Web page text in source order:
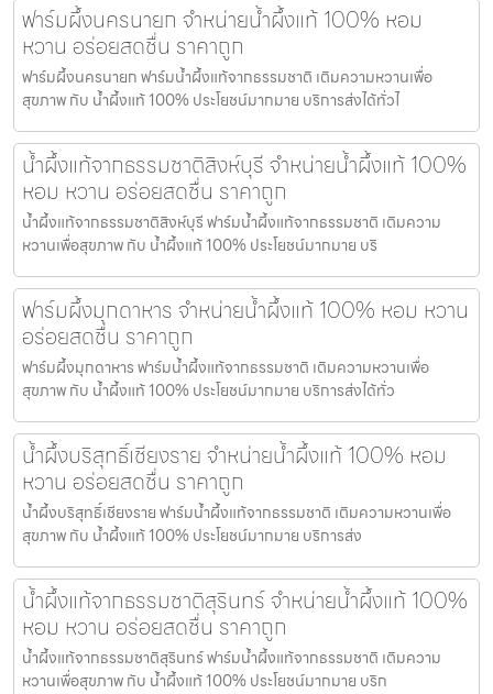
ฟาร์มผึ้งนครนายก จำหน่ายน้ำผึ้งแท้ 100% หอม
หวาน อร่อยสดชื่น ราคาถูก
ฟาร์มผึ้งนครนายก ฟาร์มน้ำผึ้งแท้จากธรรมชาติ เติมความหวานเพื่อ
สุขภาพ กับ น้ำผึ้งแท้ 100% ประโยชน์มากมาย บริการส่งได้ทั่วไ
น้ำผึ้งแท้จากธรรมชาติสิงห์บุรี จำหน่ายน้ำผึ้งแท้ 100%
หอม หวาน อร่อยสดชื่น ราคาถูก
น้ำผึ้งแท้จากธรรมชาติสิงห์บุรี ฟาร์มน้ำผึ้งแท้จากธรรมชาติ เติมความ
หวานเพื่อสุขภาพ กับ น้ำผึ้งแท้ 100% ประโยชน์มากมาย บริ
ฟาร์มผึ้งมุกดาหาร จำหน่ายน้ำผึ้งแท้ 100% หอม หวาน
อร่อยสดชื่น ราคาถูก
ฟาร์มผึ้งมุกดาหาร ฟาร์มน้ำผึ้งแท้จากธรรมชาติ เติมความหวานเพื่อ
สุขภาพ กับ น้ำผึ้งแท้ 100% ประโยชน์มากมาย บริการส่งได้ทั่ว
น้ำผึ้งบริสุทธิ์เชียงราย จำหน่ายน้ำผึ้งแท้ 100% หอม
หวาน อร่อยสดชื่น ราคาถูก
น้ำผึ้งบริสุทธิ์เชียงราย ฟาร์มน้ำผึ้งแท้จากธรรมชาติ เติมความหวานเพื่อ
สุขภาพ กับ น้ำผึ้งแท้ 100% ประโยชน์มากมาย บริการส่ง
น้ำผึ้งแท้จากธรรมชาติสุรินทร์ จำหน่ายน้ำผึ้งแท้ 100%
หอม หวาน อร่อยสดชื่น ราคาถูก
น้ำผึ้งแท้จากธรรมชาติสุรินทร์ ฟาร์มน้ำผึ้งแท้จากธรรมชาติ เติมความ
หวานเพื่อสุขภาพ กับ น้ำผึ้งแท้ 100% ประโยชน์มากมาย บริก